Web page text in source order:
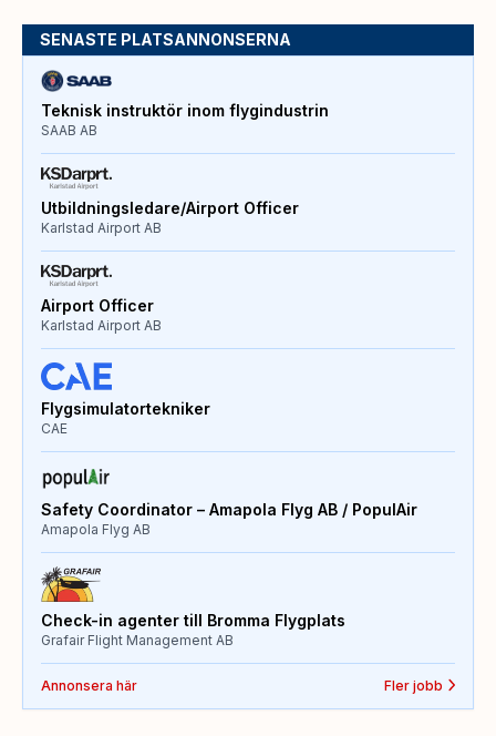
SENASTE PLATSANNONSERNA
Teknisk instruktör inom flygindustrin
SAAB AB
Utbildningsledare/Airport Officer
Karlstad Airport AB
Airport Officer
Karlstad Airport AB
Flygsimulatortekniker
CAE
Safety Coordinator – Amapola Flyg AB / PopulAir
Amapola Flyg AB
Check-in agenter till Bromma Flygplats
Grafair Flight Management AB
Annonsera här Fler jobb